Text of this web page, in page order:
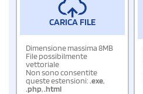
CARICA FILE
Dimensione massima 8MB
File possibilmente
vettoriale
Non sono consentite
queste estensioni:.exe,
.php,.html